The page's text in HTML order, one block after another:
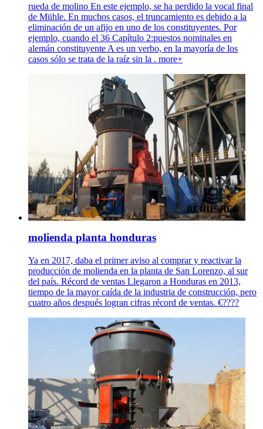
rueda de molino En este ejemplo, se ha perdido la vocal final
de Mühle. En muchos casos, el truncamiento es debido a la
eliminación de un afijo en uno de los constituyentes. Por
ejemplo, cuando el 36 Capítulo 2:puestos nominales en
alemán constituyente A es un verbo, en la mayoría de los
casos sólo se trata de la raíz sin la . more+
molienda planta honduras
Ya en 2017, daba el primer aviso al comprar y reactivar la
producción de molienda en la planta de San Lorenzo, al sur
del país. Récord de ventas Llegaron a Honduras en 2013,
tiempo de la mayor caída de la industria de construcción, pero
cuatro años después logran cifras récord de ventas. €????